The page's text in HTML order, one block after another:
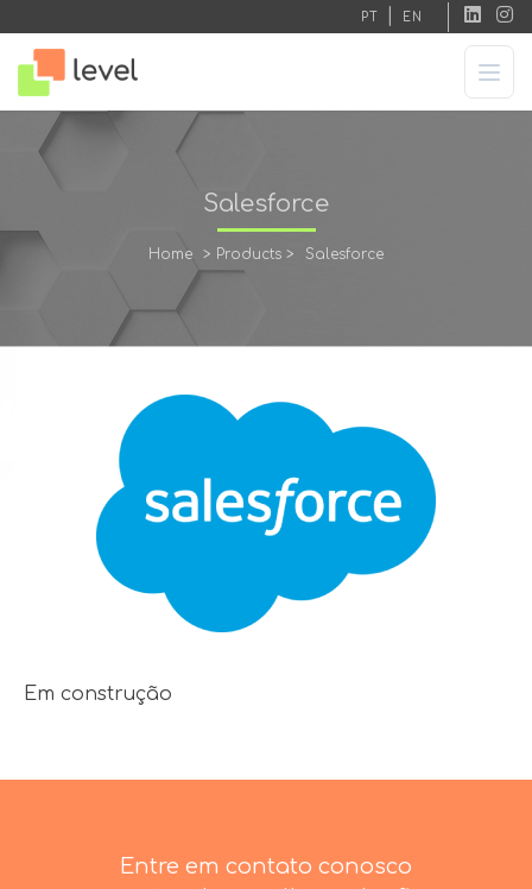
PT EN
Salesforce
Home > Products > Salesforce
Em construção
Entre em contato conosco